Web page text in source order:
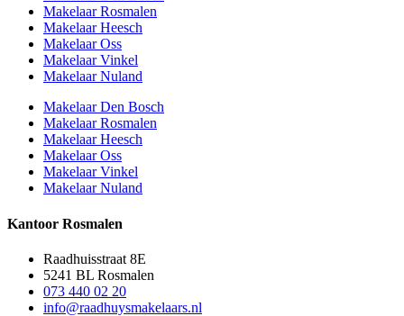
Makelaar Rosmalen
Makelaar Heesch
Makelaar Oss
Makelaar Vinkel
Makelaar Nuland
Makelaar Den Bosch
Makelaar Rosmalen
Makelaar Heesch
Makelaar Oss
Makelaar Vinkel
Makelaar Nuland
Kantoor Rosmalen
Raadhuisstraat 8E
5241 BL Rosmalen
073 440 02 20
info@raadhuysmakelaars.nl